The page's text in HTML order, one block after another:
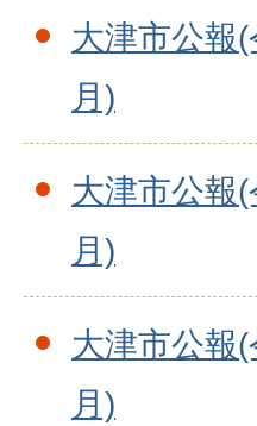
大津市公報
月)
大津市公報
月)
大津市公報
月)